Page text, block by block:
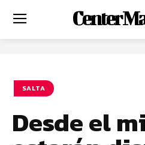
Center
SALTA
Desde el